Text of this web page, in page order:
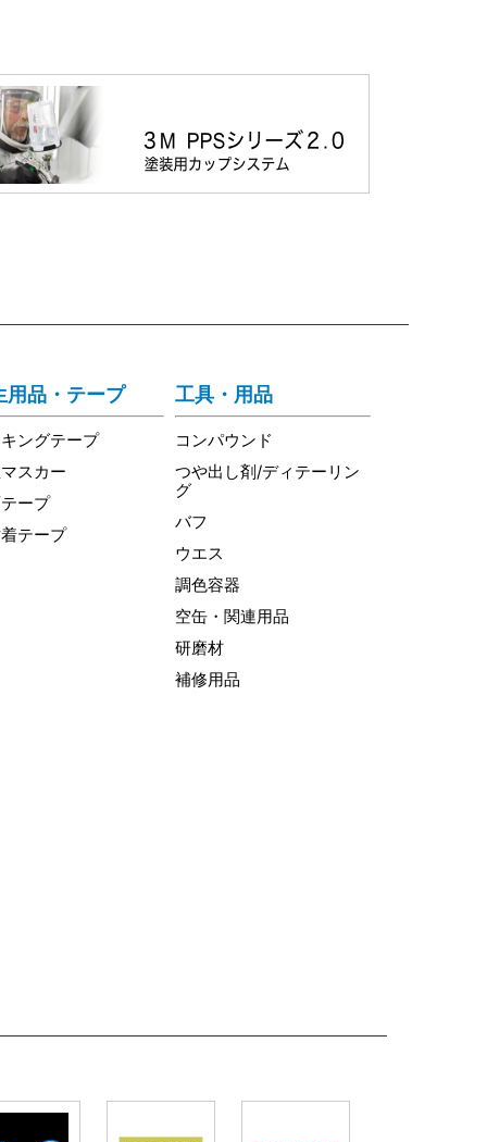
用品・テープ
ングテープ
スカー
ープ
テープ
工具・用品
コンパウンド
つや出し剤/ディテーリン
グ
バフ
ウエス
調色容器
空缶・関連用品
研磨材
補修用品